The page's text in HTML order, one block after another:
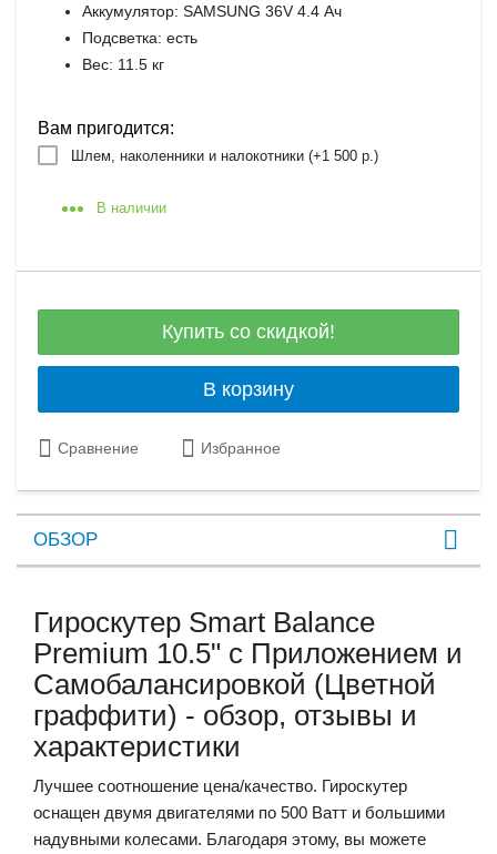
Аккумулятор: SAMSUNG 36V 4.4 Ач
Подсветка: есть
Вес: 11.5 кг
Вам пригодится:
Шлем, наколенники и налокотники (+1 500 р.)
В наличии
Купить со скидкой!
В корзину
Сравнение Избранное
ОБЗОР
Гироскутер Smart Balance
Premium 10.5" с Приложением и
Самобалансировкой (Цветной
граффити) - обзор, отзывы и
характеристики
Лучшее соотношение цена/качество. Гироскутер
оснащен двумя двигателями по 500 Ватт и большими
надувными колесами. Благодаря этому, вы можете